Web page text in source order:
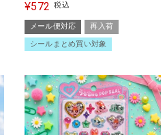
¥572 税込
メール便対応 再入荷
シールまとめ買い対象